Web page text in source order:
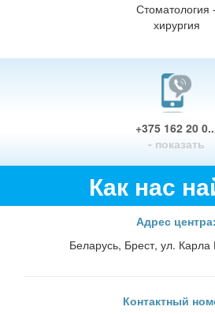
Стоматология -
хирургия
+375 162 20
- показать
Как нас
Адрес центра:
Беларусь, Брест, ул.
Контактный